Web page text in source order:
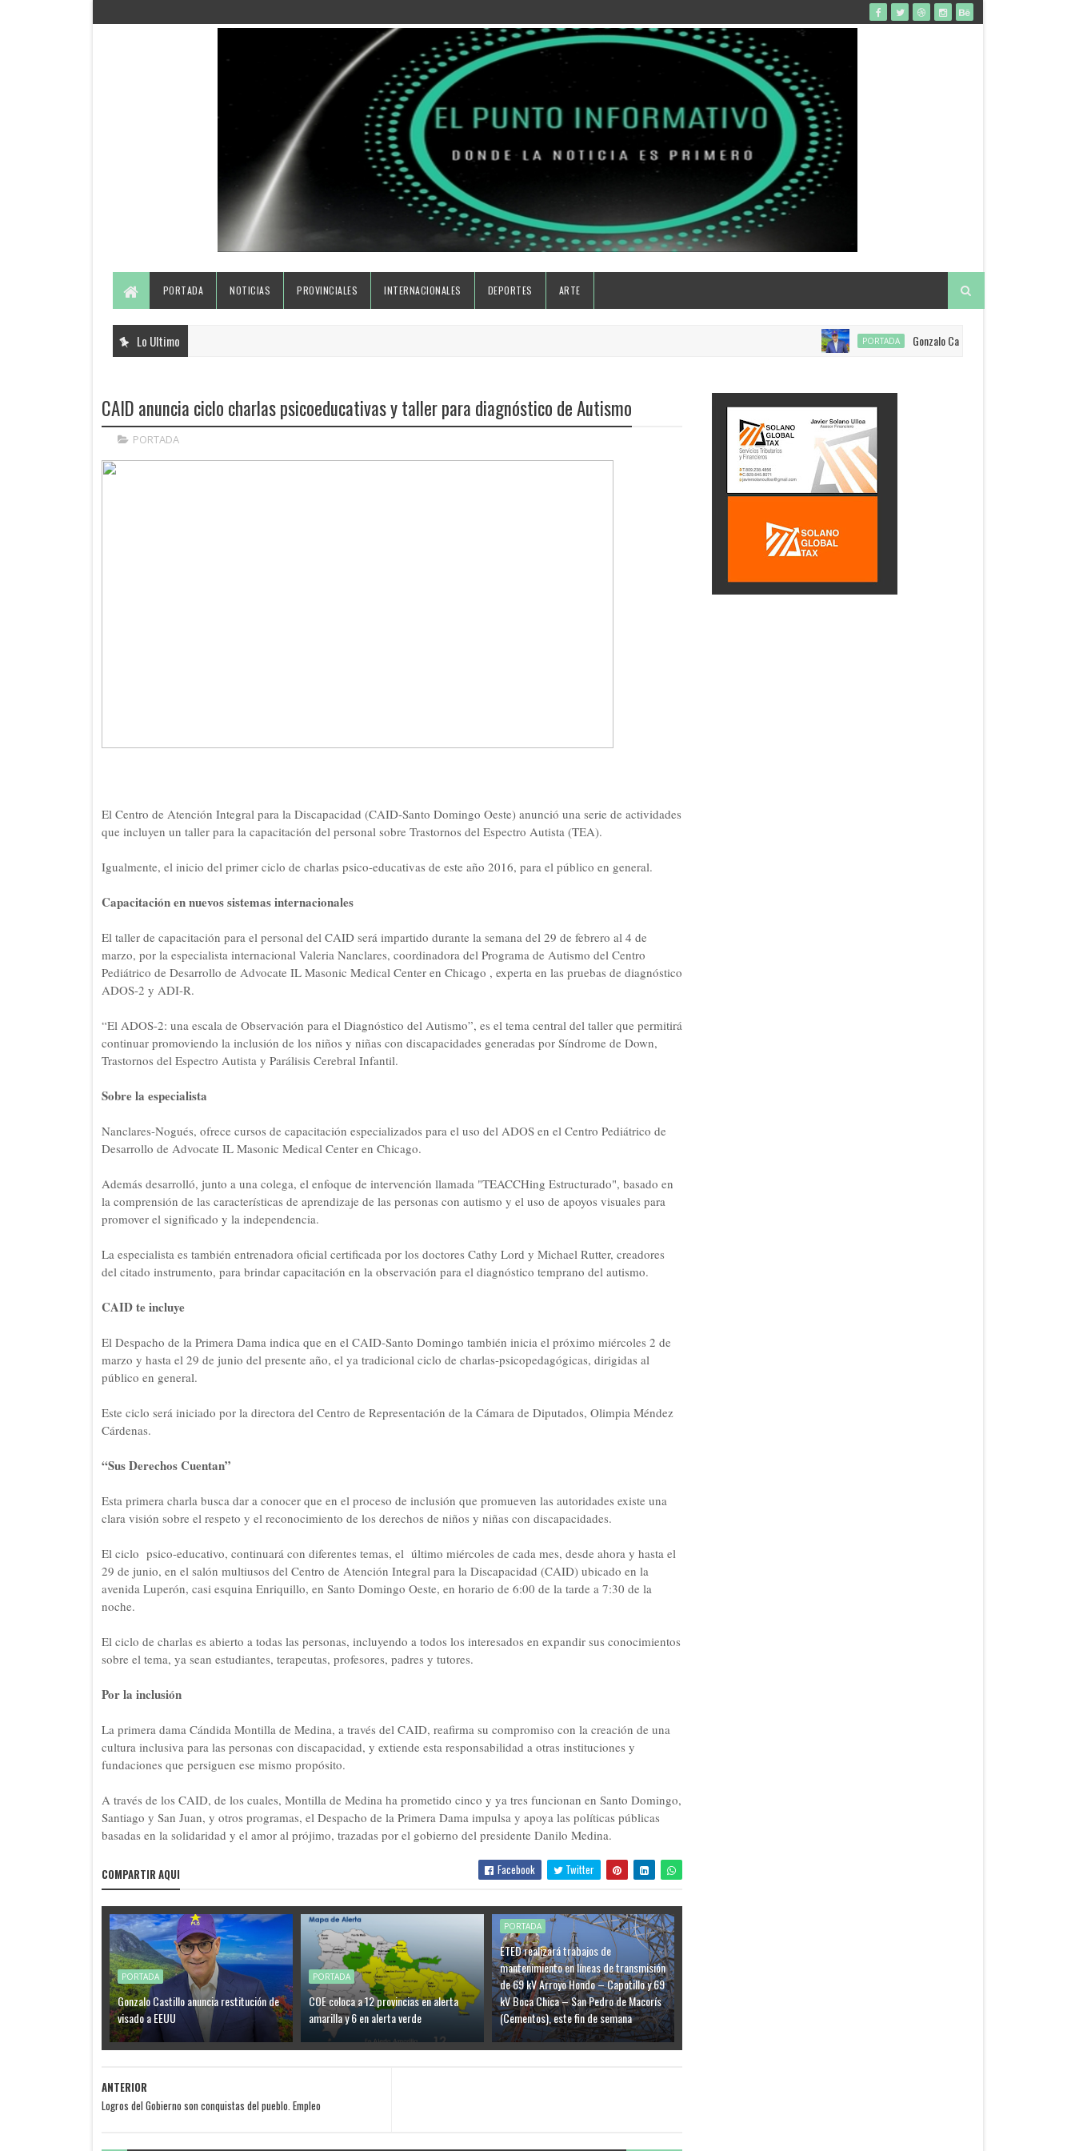
PORTADA NOTICIAS PROVINCIALES INTERNACIONALES DEPORTES ARTE
Lo Ultimo PORTADA Gonzalo Castillo anuncia restitución de visado
CAID anuncia ciclo charlas psicoeducativas y taller para diagnóstico de Autismo
PORTADA
El Centro de Atención Integral para la Discapacidad (CAID-Santo Domingo Oeste) anunció una serie de actividades
que incluyen un taller para la capacitación del personal sobre Trastornos del Espectro Autista (TEA).
Igualmente, el inicio del primer ciclo de charlas psico-educativas de este año 2016, para el público en general.
Capacitación en nuevos sistemas internacionales
El taller de capacitación para el personal del CAID será impartido durante la semana del 29 de febrero al 4 de
marzo, por la especialista internacional Valeria Nanclares, coordinadora del Programa de Autismo del Centro
Pediátrico de Desarrollo de Advocate IL Masonic Medical Center en Chicago , experta en las pruebas de diagnóstico
ADOS-2 y ADI-R.
“El ADOS-2: una escala de Observación para el Diagnóstico del Autismo”, es el tema central del taller que permitirá
continuar promoviendo la inclusión de los niños y niñas con discapacidades generadas por Síndrome de Down,
Trastornos del Espectro Autista y Parálisis Cerebral Infantil.
Sobre la especialista
Nanclares-Nogués, ofrece cursos de capacitación especializados para el uso del ADOS en el Centro Pediátrico de
Desarrollo de Advocate IL Masonic Medical Center en Chicago.
Además desarrolló, junto a una colega, el enfoque de intervención llamada "TEACCHing Estructurado", basado en
la comprensión de las características de aprendizaje de las personas con autismo y el uso de apoyos visuales para
promover el significado y la independencia.
La especialista es también entrenadora oficial certificada por los doctores Cathy Lord y Michael Rutter, creadores
del citado instrumento, para brindar capacitación en la observación para el diagnóstico temprano del autismo.
CAID te incluye
El Despacho de la Primera Dama indica que en el CAID-Santo Domingo también inicia el próximo miércoles 2 de
marzo y hasta el 29 de junio del presente año, el ya tradicional ciclo de charlas-psicopedagógicas, dirigidas al
público en general.
Este ciclo será iniciado por la directora del Centro de Representación de la Cámara de Diputados, Olimpia Méndez
Cárdenas.
“Sus Derechos Cuentan”
Esta primera charla busca dar a conocer que en el proceso de inclusión que promueven las autoridades existe una
clara visión sobre el respeto y el reconocimiento de los derechos de niños y niñas con discapacidades.
El ciclo psico-educativo, continuará con diferentes temas, el último miércoles de cada mes, desde ahora y hasta el
29 de junio, en el salón multiusos del Centro de Atención Integral para la Discapacidad (CAID) ubicado en la
avenida Luperón, casi esquina Enriquillo, en Santo Domingo Oeste, en horario de 6:00 de la tarde a 7:30 de la
noche.
El ciclo de charlas es abierto a todas las personas, incluyendo a todos los interesados en expandir sus conocimientos
sobre el tema, ya sean estudiantes, terapeutas, profesores, padres y tutores.
Por la inclusión
La primera dama Cándida Montilla de Medina, a través del CAID, reafirma su compromiso con la creación de una
cultura inclusiva para las personas con discapacidad, y extiende esta responsabilidad a otras instituciones y
fundaciones que persiguen ese mismo propósito.
A través de los CAID, de los cuales, Montilla de Medina ha prometido cinco y ya tres funcionan en Santo Domingo,
Santiago y San Juan, y otros programas, el Despacho de la Primera Dama impulsa y apoya las políticas públicas
basadas en la solidaridad y el amor al prójimo, trazadas por el gobierno del presidente Danilo Medina.
COMPARTIR AQUI Facebook Twitter
PORTADA
Gonzalo Castillo anuncia restitución de
visado a EEUU
PORTADA
COE coloca a 12 provincias en alerta
amarilla y 6 en alerta verde
PORTADA
ETED realizará trabajos de
mantenimiento en líneas de transmisión
de 69 kV Arroyo Hondo – Capotillo y 69
kV Boca Chica – San Pedro de Macorís
(Cementos), este fin de semana
ANTERIOR
Logros del Gobierno son conquistas del pueblo. Empleo